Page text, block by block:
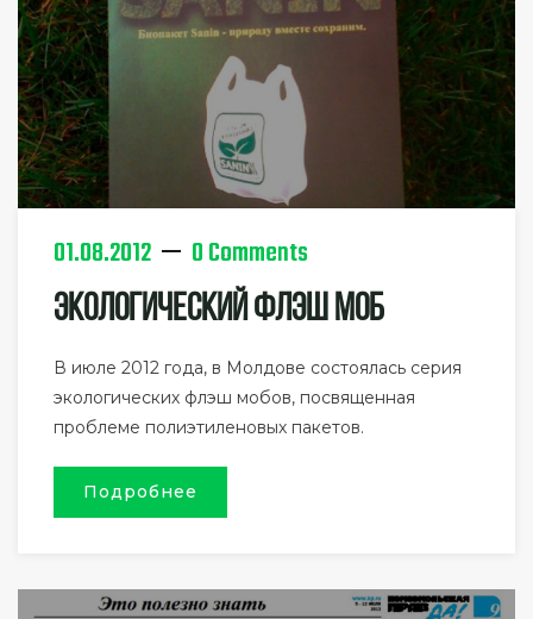
01.08.2012 0 Comments
Экологический Флэш Моб
В июле 2012 года, в Молдове состоялась серия
экологических флэш мобов, посвященная
проблеме полиэтиленовых пакетов.
Подробнее